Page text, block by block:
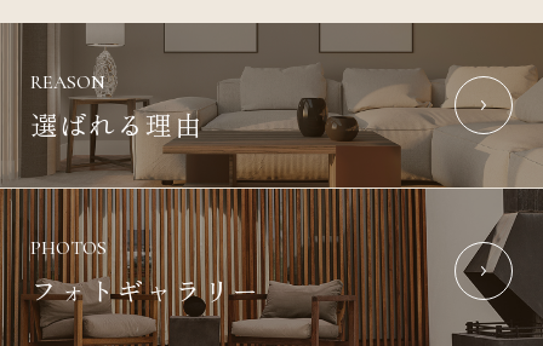
REASON
選ばれる理由
PHOTOS
フォトギャラリー